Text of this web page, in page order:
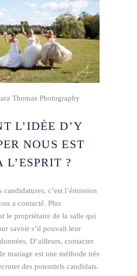
Thomas Photography
L’IDÉE D’Y
NOUS EST
L’ESPRIT ?
candidatures, c’est l’émission
a contacté. Plus
le propriétaire de la salle qui
savoir s’il pouvait leur
D’ailleurs, contacter
mariage est une méthode très
des potentiels candidats.